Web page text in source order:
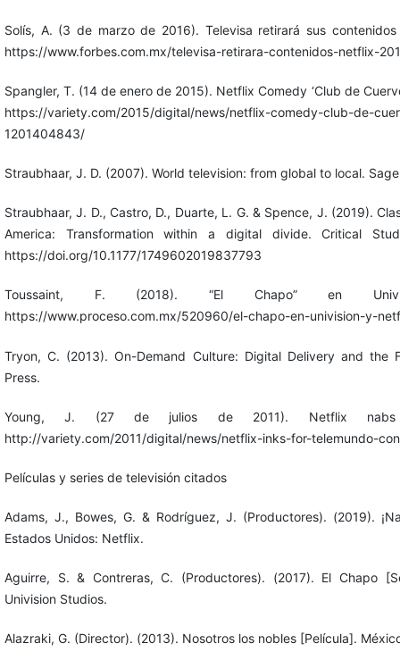
Solís, A. (3 de marzo de 2016). Televisa retirará sus
https://www.forbes.com.mx/televisa-retirara-contenidos-netflix-
Spangler, T. (14 de enero de 2015). Netflix Comedy ‘Club de
https://variety.com/2015/digital/news/netflix-comedy-club-de-
1201404843/
Straubhaar, J. D. (2007). World television: from global to local.
Straubhaar, J. D., Castro, D., Duarte, L. G. & Spence, J. (2019).
America: Transformation within a digital divide. Critical
https://doi.org/10.1177/1749602019837793
Toussaint, F. (2018). “El Chapo” en
https://www.proceso.com.mx/520960/el-chapo-en-univision-y-
Tryon, C. (2013). On-Demand Culture: Digital Delivery and the
Press.
Young, J. (27 de julios de 2011). Netflix nabs
http://variety.com/2011/digital/news/netflix-inks-for-telemundo-
Películas y series de televisión citados
Adams, J., Bowes, G. & Rodríguez, J. (Productores). (2019).
Estados Unidos: Netflix.
Aguirre, S. & Contreras, C. (Productores). (2017). El Chapo
Univision Studios.
Alazraki, G. (Director). (2013). Nosotros los nobles [Película].